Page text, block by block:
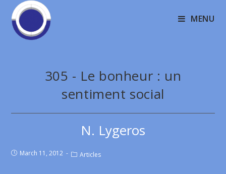
MENU
305 - Le bonheur : un
sentiment social
N. Lygeros
March 11, 2012 Articles